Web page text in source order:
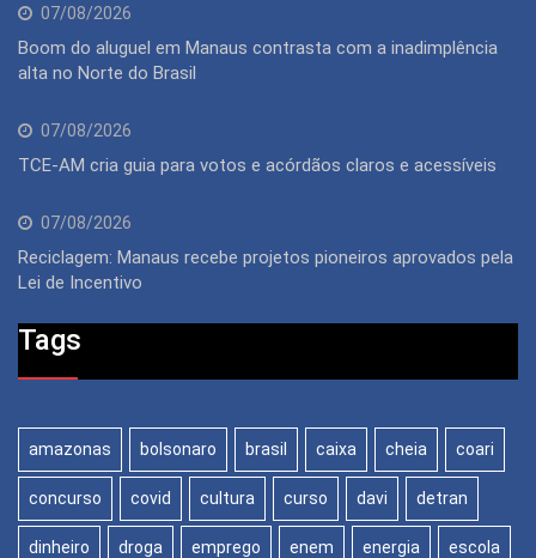
07/08/2026
Boom do aluguel em Manaus contrasta com a inadimplência
alta no Norte do Brasil
07/08/2026
TCE-AM cria guia para votos e acórdãos claros e acessíveis
07/08/2026
Reciclagem: Manaus recebe projetos pioneiros aprovados pela
Lei de Incentivo
Tags
amazonas bolsonaro brasil caixa cheia coari
concurso covid cultura curso davi detran
dinheiro droga emprego enem energia escola